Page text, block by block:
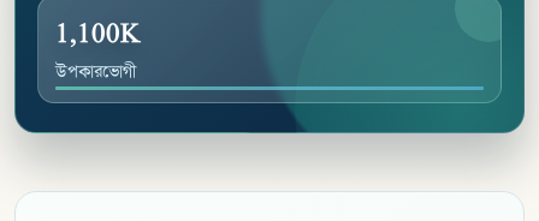
1,100K
উপকারভোগী